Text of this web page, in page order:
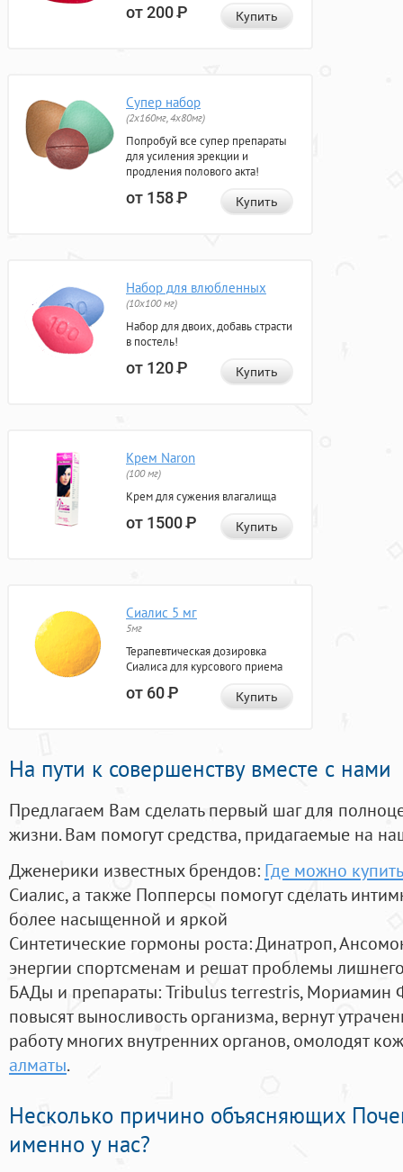
от 200Р Купить
Супер набор
(2х160мг, 4х80мг)
Попробуй все супер препараты
для усиления эрекции и
продления полового акта!
от 158Р Купить
Набор для влюбленных
(10х100 мг)
Набор для двоих, добавь страсти
в постель!
от 120Р Купить
Крем Naron
(100 мг)
Крем для сужения влагалища
от 1500Р Купить
Сиалис 5 мг
5мг
Терапевтическая дозировка
Сиалиса для курсового приема
от 60Р Купить
На пути к совершенству вместе с нами
Предлагаем Вам сделать первый шаг для
жизни. Вам помогут средства, придагаемые на
Дженерики известных брендов: Где можно
Сиалис, а также Попперсы помогут сделать
более насыщенной и яркой
Синтетические гормоны роста: Динатроп,
энергии спортсменам и решат проблемы
БАДы и препараты:Tribulus terrestris, Мориамин
повысят выносливость организма, вернут
работу многих внутренних органов, омолодят
алматы.
Несколько причино объясняющих
именно у нас?